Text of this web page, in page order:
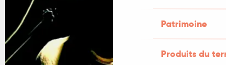
Patrimoine
Produits du